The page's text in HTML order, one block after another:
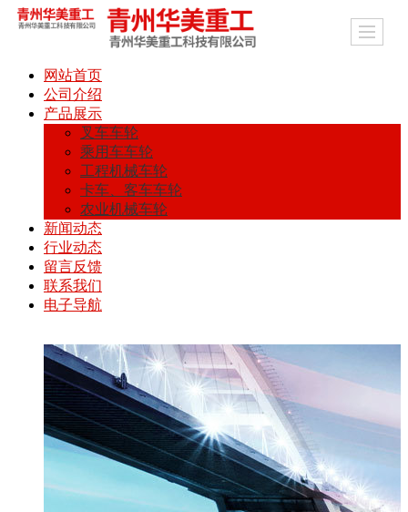
网站首页
公司介绍
产品展示
叉车车轮
乘用车车轮
工程机械车轮
卡车、客车车轮
农业机械车轮
新闻动态
行业动态
留言反馈
联系我们
电子导航